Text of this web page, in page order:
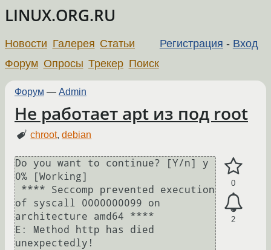
LINUX.ORG.RU
Регистрация - Вход
Новости Галерея Статьи
Форум Опросы Трекер Поиск
Форум — Admin
Не работает apt из под root
chroot,debian
0
2
Do you want to continue? [Y/n] y
0% [Working]
of syscall 0000000099 on
architecture amd64 ****
E: Method http has died
unexpectedly!